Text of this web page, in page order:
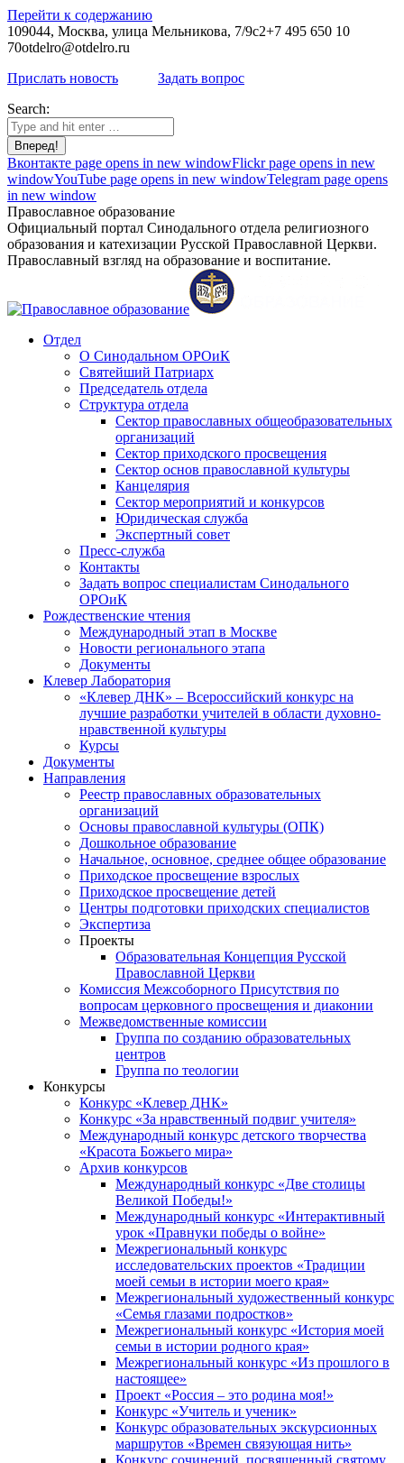
Перейти к содержанию
109044, Москва, улица Мельникова, 7/9с2+7 495 650 10
70otdelro@otdelro.ru
Прислать новость
Задать вопрос
Search:
Вконтакте page opens in new windowFlickr page opens in new
windowYouTube page opens in new windowTelegram page opens
in new window
Православное образование
Официальный портал Синодального отдела религиозного
образования и катехизации Русской Православной Церкви.
Православный взгляд на образование и воспитание.
Отдел
О Синодальном ОРОиК
Святейший Патриарх
Председатель отдела
Структура отдела
Сектор православных общеобразовательных
организаций
Сектор приходского просвещения
Сектор основ православной культуры
Канцелярия
Сектор мероприятий и конкурсов
Юридическая служба
Экспертный совет
Пресс-служба
Контакты
Задать вопрос специалистам Синодального
ОРОиК
Рождественские чтения
Международный этап в Москве
Новости регионального этапа
Документы
Клевер Лаборатория
«Клевер ДНК» – Всероссийский конкурс на
лучшие разработки учителей в области духовно-
нравственной культуры
Курсы
Документы
Направления
Реестр православных образовательных
организаций
Основы православной культуры (ОПК)
Дошкольное образование
Начальное, основное, среднее общее образование
Приходское просвещение взрослых
Приходское просвещение детей
Центры подготовки приходских специалистов
Экспертиза
Проекты
Образовательная Концепция Русской
Православной Церкви
Комиссия Межсоборного Присутствия по
вопросам церковного просвещения и диаконии
Межведомственные комиссии
Группа по созданию образовательных
центров
Группа по теологии
Конкурсы
Конкурс «Клевер ДНК»
Конкурс «За нравственный подвиг учителя»
Международный конкурс детского творчества
«Красота Божьего мира»
Архив конкурсов
Международный конкурс «Две столицы
Великой Победы!»
Международный конкурс «Интерактивный
урок «Правнуки победы о войне»
Межрегиональный конкурс
исследовательских проектов «Традиции
моей семьи в истории моего края»
Межрегиональный художественный конкурс
«Семья глазами подростков»
Межрегиональный конкурс «История моей
семьи в истории родного края»
Межрегиональный конкурс «Из прошлого в
настоящее»
Проект «Россия – это родина моя!»
Конкурс «Учитель и ученик»
Конкурс образовательных экскурсионных
маршрутов «Времен связующая нить»
Конкурс сочинений, посвященный святому